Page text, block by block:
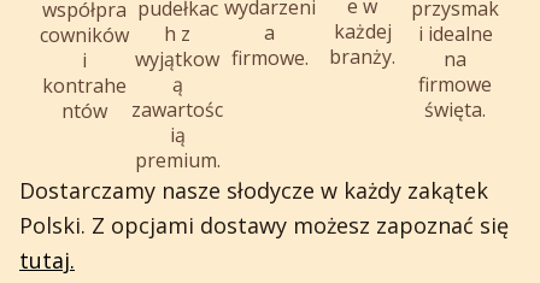
współpra
cowników
i
kontrahe
ntów
pudełkac
h z
wyjątkow
ą
zawartośc
ią
premium.
wydarzeni
a
firmowe.
e w
każdej
branży.
przysmak
i idealne
na
firmowe
święta.
Dostarczamy nasze słodycze w każdy zakątek
Polski. Z opcjami dostawy możesz zapoznać się
tutaj.